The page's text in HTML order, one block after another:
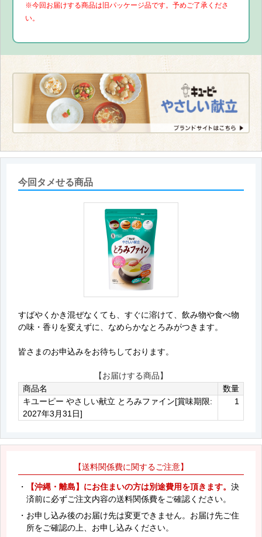
※今回お届けする商品は旧パッケージ品です。予めご了承くださ
い。
今回タメせる商品
すばやくかき混ぜなくても、すぐに溶けて、飲み物や食べ物
の味・香りを変えずに、なめらかなとろみがつきます。
皆さまのお申込みをお待ちしております。
【お届けする商品】
商品名
数量
キユーピー やさしい献立 とろみファイン[賞味期限:
2027年3月31日]
1
【送料関係費に関するご注意】
・ 【沖縄・離島】にお住まいの方は別途費用を頂きます。 決
済前に必ずご注文内容の送料関係費をご確認ください。
・お申し込み後のお届け先は変更できません。お届け先ご住
所をご確認の上、お申し込みください。